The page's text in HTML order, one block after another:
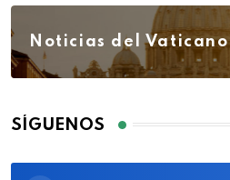
Noticias del Vaticano
SÍGUENOS